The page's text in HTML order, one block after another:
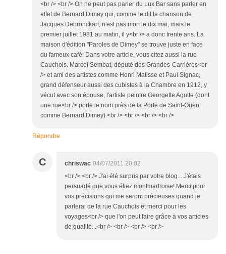
<br /> <br /> On ne peut pas parler du Lux Bar sans parler en
effet de Bernard Dimey qui, comme le dit la chanson de
Jacques Debronckart, n'est pas mort le dix mai, mais le
premier juillet 1981 au matin, il y<br /> a donc trente ans. La
maison d'édition "Paroles de Dimey" se trouve juste en face
du fameux café. Dans votre article, vous citez aussi la rue
Cauchois. Marcel Sembat, député des Grandes-Carrières<br
/> et ami des artistes comme Henri Matisse et Paul Signac,
grand défenseur aussi des cubistes à la Chambre en 1912, y
vécut avec son épouse, l'artiste peintre Georgette Agutte (dont
une rue<br /> porte le nom près de la Porte de Saint-Ouen,
comme Bernard Dimey).<br /> <br /> <br /> <br />
Répondre
C chriswac 04/07/2011 20:02
<br /> <br /> J'ai été surpris par votre blog... J'étais
persuadé que vous étiez montmartroise! Merci pour
vos précisions qui me seront précieuses quand je
parlerai de la rue Cauchois et merci pour les
voyages<br /> que l'on peut faire grâce à vos articles
de qualité...<br /> <br /> <br /> <br />